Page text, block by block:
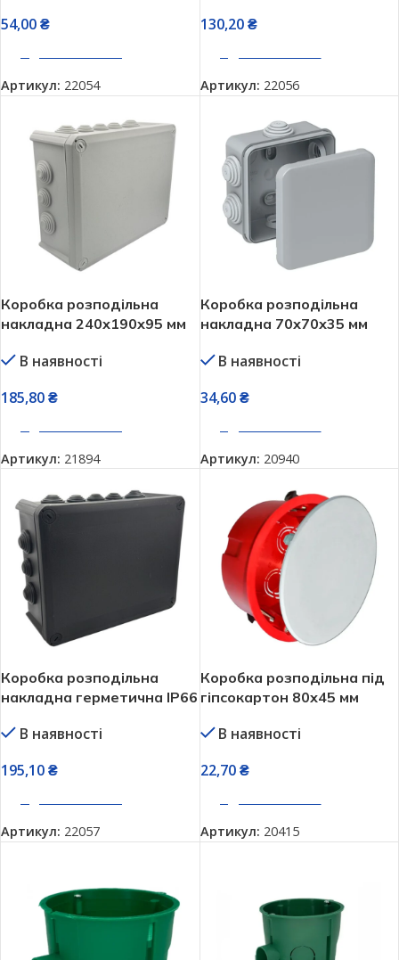
54,00₴
Артикул: 22054
130,20₴
Артикул: 22056
Коробка розподільна
накладна 240х190х95 мм
NX1048
В наявності
185,80₴
Артикул: 21894
Коробка розподільна
накладна 70х70х35 мм
NX1049
В наявності
34,60₴
Артикул: 20940
Коробка розподільна
накладна герметична IP66
Neomax NX1148
В наявності
195,10₴
Артикул: 22057
Коробка розподільна під
гіпсокартон 80х45 мм
В наявності
22,70₴
Артикул: 20415